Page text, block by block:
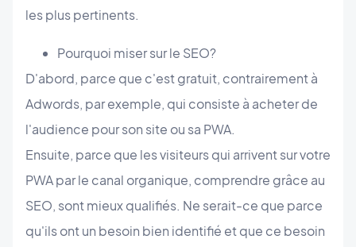
les plus pertinents.
Pourquoi miser sur le SEO?
D'abord, parce que c'est gratuit, contrairement à
Adwords, par exemple, qui consiste à acheter de
l'audience pour son site ou sa PWA.
Ensuite, parce que les visiteurs qui arrivent sur votre
PWA par le canal organique, comprendre grâce au
SEO, sont mieux qualifiés. Ne serait-ce que parce
qu'ils ont un besoin bien identifié et que ce besoin